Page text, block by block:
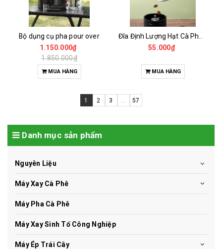
Bộ dụng cụ pha pour over
1.150.000₫
1.850.000₫
MUA HÀNG
55.000₫
MUA HÀNG
1 2 3 ... 57
Danh mục sản phẩm
Nguyên Liệu
Máy Xay Cà Phê
Máy Pha Cà Phê
Máy Xay Sinh Tố Công Nghiệp
Máy Ép Trái Cây